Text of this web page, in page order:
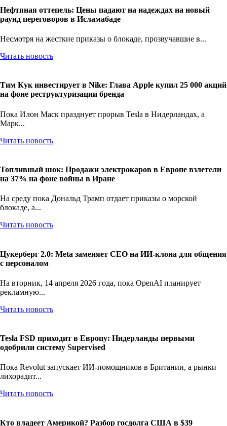
Нефтяная оттепель: Цены падают на надеждах на новый
раунд переговоров в Исламабаде
Несмотря на жесткие приказы о блокаде, прозвучавшие в...
Читать новость
Тим Кук инвестирует в Nike: Глава Apple купил 25 000 акций
на фоне реструктуризации бренда
Пока Илон Маск празднует прорыв Tesla в Нидерландах, а
Марк...
Читать новость
Топливный шок: Продажи электрокаров в Европе взлетели
на 37% на фоне войны в Иране
На среду пока Дональд Трамп отдает приказы о морской
блокаде, а...
Читать новость
Цукерберг 2.0: Meta заменяет CEO на ИИ-клона для общения
с персоналом
На вторник, 14 апреля 2026 года, пока OpenAI планирует
рекламную...
Читать новость
Tesla FSD приходит в Европу: Нидерланды первыми
одобрили систему Supervised
Пока Revolut запускает ИИ-помощников в Британии, а рынки
лихорадит...
Читать новость
Кто владеет Америкой? Разбор госдолга США в $39